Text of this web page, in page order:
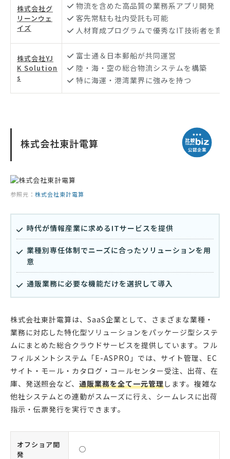
株式会社グ
リーンウェ
イズ
物流を含めた高品質の業務系アプリ開発
客先常駐も社内受託も可能
人材育成プログラムで優秀なIT技術者を育成
株式会社YJ
K Solution
s
富士通＆日本郵船が共同運営
陸・海・空の総合物流システムを構築
特に海運・港湾業界に強みを持つ
株式会社東計電算
参照元： 株式会社東計電算
時代が情報産業に求めるITサービスを提供
業種別専任体制でニーズに合ったソリューションを用
意
通販業務に必要な機能だけを選択して導入
株式会社東計電算は、SaaS企業として、さまざまな業種・
業務に対応した特化型ソリューションをパッケージ型システ
ムにまとめた総合クラウドサービスを提供しています。フル
フィルメントシステム「E-ASPRO」では、サイト管理、EC
サイト・モール・カタログ・コールセンター受注、出荷、在
庫、発送照会など、 通販業務を全て一元管理します。複雑な
他社システムとの連動がスムーズに行え、シームレスに出荷
指示・伝票発行を実行できます。
オフショア開
発
◯